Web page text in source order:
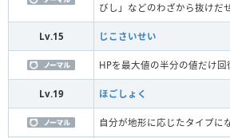
びし」などのわざから抜けだ
Lv.15 じこさいせい
HPを最大値の半分の値だけ回
Lv.19 ほごしょく
自分が地形に応じたタイプに